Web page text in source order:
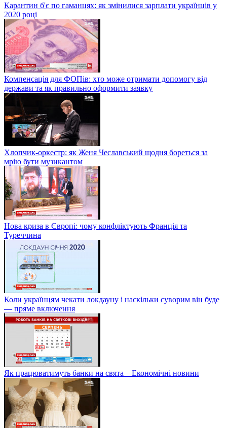
Карантин б'є по гаманцях: як змінилися зарплати українців у
2020 році
Компенсація для ФОПів: хто може отримати допомогу від
держави та як правильно оформити заявку
Хлопчик-оркестр: як Женя Чеславський щодня бореться за
мрію бути музикантом
Нова криза в Європі: чому конфліктують Франція та
Туреччина
Коли українцям чекати локдауну і наскільки суворим він буде
— пряме включення
Як працюватимуть банки на свята – Економічні новини